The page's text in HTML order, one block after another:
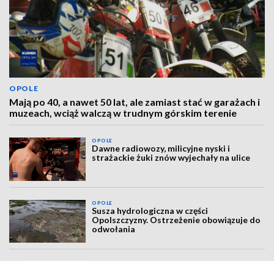
OPOLE
Mają po 40, a nawet 50 lat, ale zamiast stać w garażach i
muzeach, wciąż walczą w trudnym górskim terenie
OPOLE
Dawne radiowozy, milicyjne nyski i
strażackie żuki znów wyjechały na ulice
OPOLE
Susza hydrologiczna w części
Opolszczyzny. Ostrzeżenie obowiązuje do
odwołania